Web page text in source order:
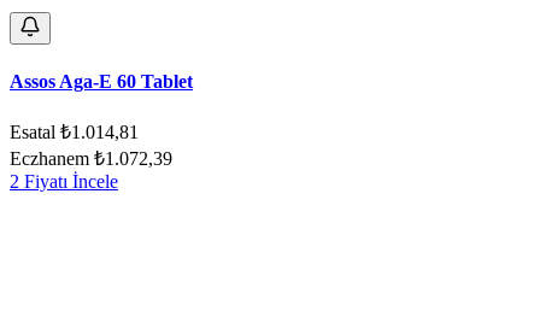
Assos Aga-E 60 Tablet
Esatal ₺1.014,81
Eczhanem ₺1.072,39
2 Fiyatı İncele